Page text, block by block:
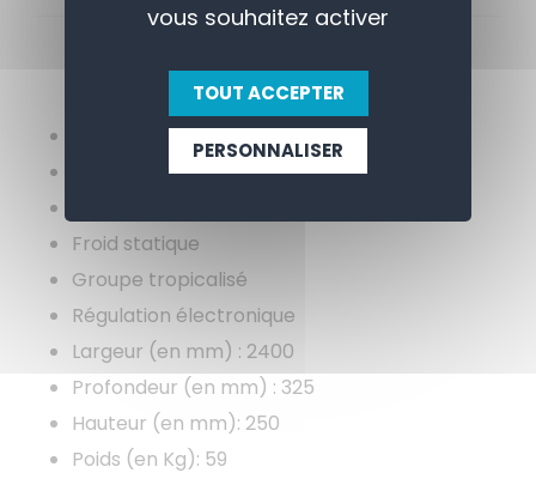
Gaz réfrigérant R455A
Intérieur/ Extérieur INOX
Froid statique
Groupe tropicalisé
Régulation électronique
Largeur (en mm) : 2400
Profondeur (en mm) : 325
Hauteur (en mm): 250
Poids (en Kg): 59
vous souhaitez activer
TOUT ACCEPTER
PERSONNALISER